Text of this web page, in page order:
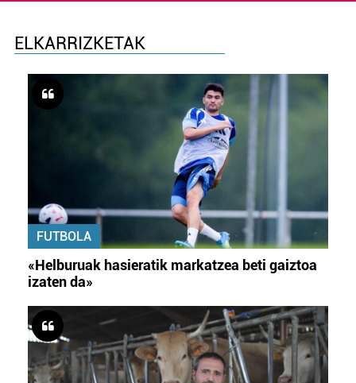
ELKARRIZKETAK
FUTBOLA
«Helburuak hasieratik markatzea beti gaiztoa
izaten da»